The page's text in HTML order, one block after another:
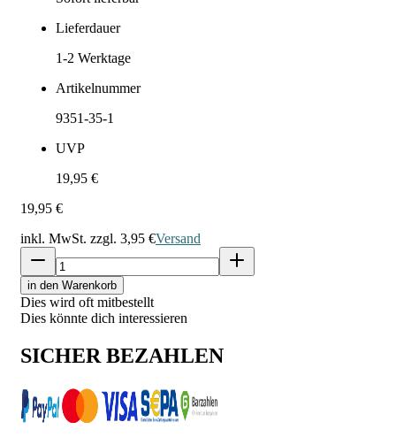
Lieferdauer
1-2 Werktage
Artikelnummer
9351-35-1
UVP
19,95 €
19,95 €
inkl. MwSt. zzgl. 3,95 €Versand
in den Warenkorb
Dies wird oft mitbestellt
Dies könnte dich interessieren
SICHER BEZAHLEN